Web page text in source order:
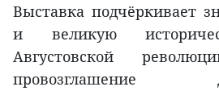
Выставка подчёркивает
и великую
Августовской
провозглашение